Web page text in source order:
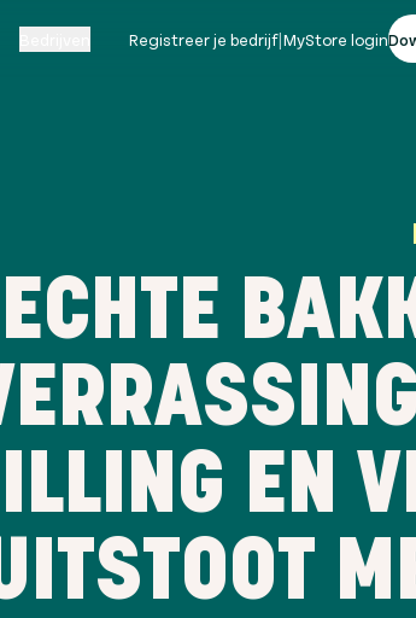
Registreer je bedrijf|MyStore login
ECHTE
EN